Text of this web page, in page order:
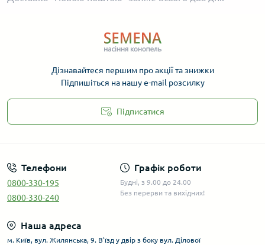
Дізнавайтеся першим про акції та знижки
Підпишіться на нашу e-mail розсилку
Підписатися
Телефони
0800-330-195
0800-330-240
Графік роботи
Будні, з 9.00 до 24.00
Без перерви та вихідних!
Наша адреса
м. Київ, вул. Жилянська, 9. В'їзд у двір з боку вул. Ділової